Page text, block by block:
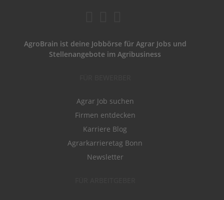
AgroBrain ist deine Jobbörse für Agrar Jobs und
Stellenangebote im Agribusiness
Agrar Job suchen
Firmen entdecken
Karriere Blog
Agrarkarrieretag Bonn
Newsletter